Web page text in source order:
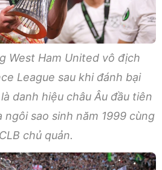
West Ham United vô địch
League sau khi đánh bại
danh hiệu châu Âu đầu tiên
sao sinh năm 1999 cùng
chủ quản.